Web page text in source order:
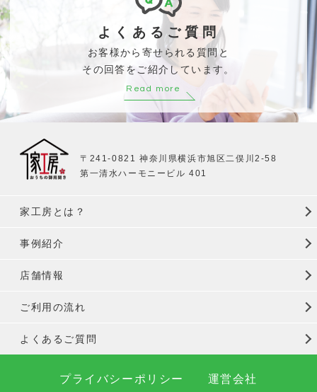
よくあるご質問
お客様から寄せられる質問と
その回答をご紹介しています。
Read more
〒241-0821 神奈川県横浜市旭区二俣川2-58
第一清水ハーモニービル 401
家工房とは？
事例紹介
店舗情報
ご利用の流れ
よくあるご質問
プライバシーポリシー 運営会社